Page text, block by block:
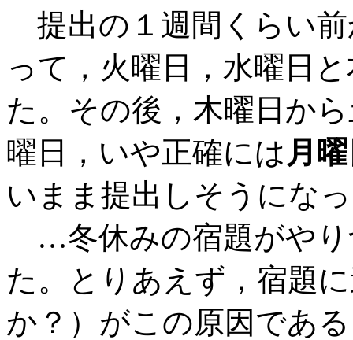
提出の１週間くらい
って，火曜日，水曜日
た。その後，木曜日か
曜日，いや正確には 月
いまま提出しそうにな
…冬休みの宿題がやり
た。とりあえず，宿題
か？）がこの原因であ